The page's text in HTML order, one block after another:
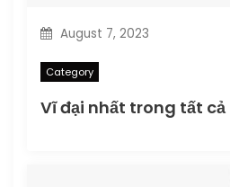
August 7, 2023
Category